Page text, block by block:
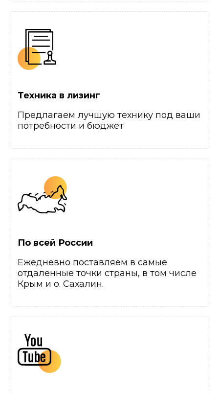
Техника в лизинг
Предлагаем лучшую технику под ваши
потребности и бюджет
По всей России
Ежедневно поставляем в самые
отдаленные точки страны, в том числе
Крым и о. Сахалин.